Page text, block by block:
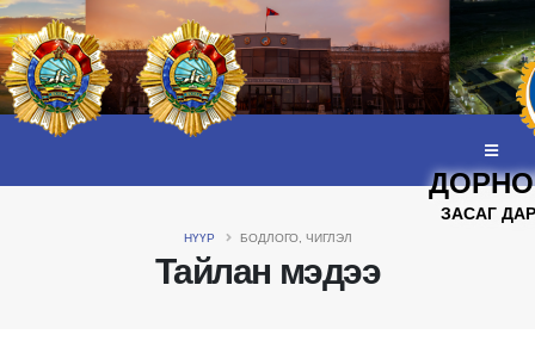
ЗАСАГ
НҮҮР БОДЛОГО, ЧИГЛЭЛ
Тайлан мэдээ